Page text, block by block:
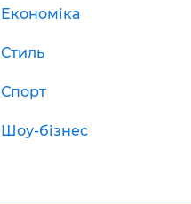
Економіка
Стиль
Спорт
Шоу-бізнес